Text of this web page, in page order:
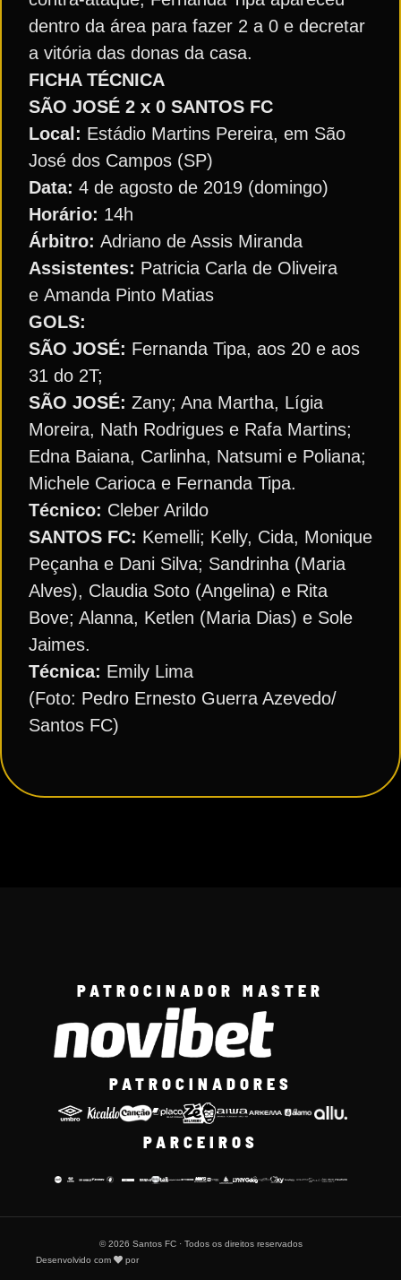
dentro da área para fazer 2 a 0 e decretar
a vitória das donas da casa.
FICHA TÉCNICA
SÃO JOSÉ 2 x 0 SANTOS FC
Local: Estádio Martins Pereira, em São
José dos Campos (SP)
Data: 4 de agosto de 2019 (domingo)
Horário: 14h
Árbitro: Adriano de Assis Miranda
Assistentes: Patricia Carla de Oliveira
e Amanda Pinto Matias
GOLS:
SÃO JOSÉ: Fernanda Tipa, aos 20 e aos
31 do 2T;
SÃO JOSÉ: Zany; Ana Martha, Lígia
Moreira, Nath Rodrigues e Rafa Martins;
Edna Baiana, Carlinha, Natsumi e Poliana;
Michele Carioca e Fernanda Tipa.
Técnico: Cleber Arildo
SANTOS FC: Kemelli; Kelly, Cida, Monique
Peçanha e Dani Silva; Sandrinha (Maria
Alves), Claudia Soto (Angelina) e Rita
Bove; Alanna, Ketlen (Maria Dias) e Sole
Jaimes.
Técnica: Emily Lima
(Foto: Pedro Ernesto Guerra Azevedo/
Santos FC)
PATROCINADOR MASTER
PATROCINADORES
PARCEIROS
© 2026 Santos FC · Todos os direitos reservados
Desenvolvido com
por